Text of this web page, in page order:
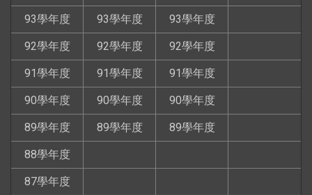
93學年度 93學年度 93學年度
92學年度 92學年度 92學年度
91學年度 91學年度 91學年度
90學年度 90學年度 90學年度
89學年度 89學年度 89學年度
88學年度
87學年度